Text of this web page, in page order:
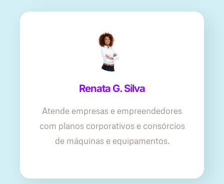
Renata G. Silva
Atende empresas e empreendedores
com planos corporativos e consórcios
de máquinas e equipamentos.